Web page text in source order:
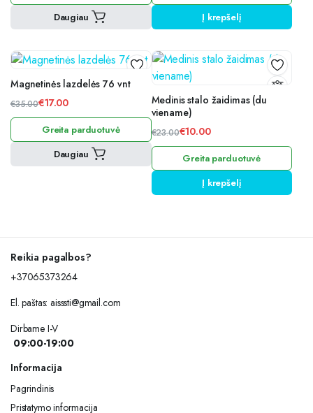
was:
is:
Daugiau
was:
€28.00.
is:
€14.00.
Į krepšelį
Magnetinės lazdelės 76 vnt
€35.00
Original
was:
€17.00
Current
is:
Greita parduotuvė
Daugiau
Medinis stalo žaidimas (du
viename)
€23.00
Original
was:
€23.00.
€10.00
Current
is:
€10.00.
Greita parduotuvė
Į krepšelį
Reikia pagalbos?
+37065373264
El. paštas:aisssti@gmail.com
Dirbame I-V
09:00-19:00
Informacija
Pagrindinis
Pristatymo informacija